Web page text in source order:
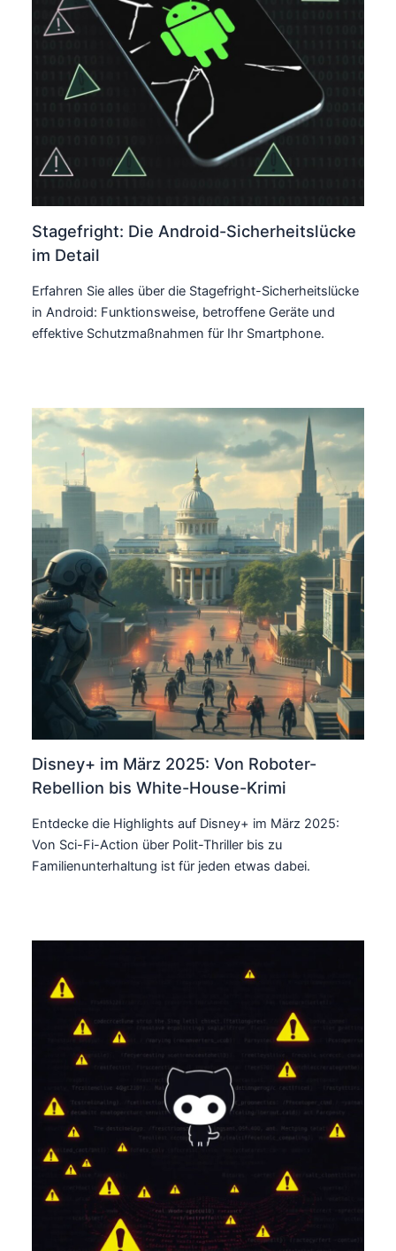
Stagefright: Die Android-Sicherheitslücke
im Detail
Erfahren Sie alles über die Stagefright-Sicherheitslücke
in Android: Funktionsweise, betroffene Geräte und
effektive Schutzmaßnahmen für Ihr Smartphone.
Disney+ im März 2025: Von Roboter-
Rebellion bis White-House-Krimi
Entdecke die Highlights auf Disney+ im März 2025:
Von Sci-Fi-Action über Polit-Thriller bis zu
Familienunterhaltung ist für jeden etwas dabei.